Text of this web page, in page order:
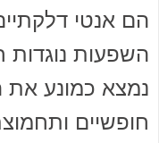
הם אנטי
השפעות נוגדות
נמצא כמונע את
חופשיים